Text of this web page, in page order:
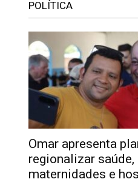
POLÍTICA
Omar apresenta
regionalizar
maternidades e